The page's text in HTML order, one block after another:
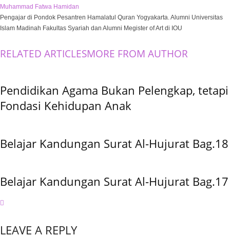
Muhammad Fatwa Hamidan
Pengajar di Pondok Pesantren Hamalatul Quran Yogyakarta. Alumni Universitas
Islam Madinah Fakultas Syariah dan Alumni Megister of Art di IOU
RELATED ARTICLESMORE FROM AUTHOR
Pendidikan Agama Bukan Pelengkap, tetapi
Fondasi Kehidupan Anak
Belajar Kandungan Surat Al-Hujurat Bag.18
Belajar Kandungan Surat Al-Hujurat Bag.17
LEAVE A REPLY